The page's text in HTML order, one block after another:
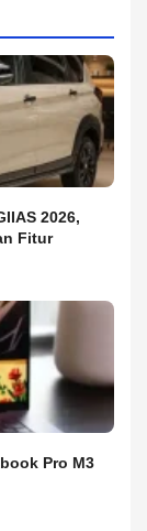
2026,
Fitur
Pro M3